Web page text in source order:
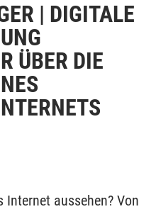
| DIGITALE
ÜBER DIE
aussehen? Von